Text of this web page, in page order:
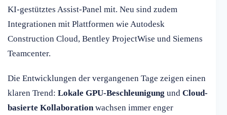
KI-gestütztes Assist-Panel mit. Neu sind zudem
Integrationen mit Plattformen wie Autodesk
Construction Cloud, Bentley ProjectWise und Siemens
Teamcenter.
Die Entwicklungen der vergangenen Tage zeigen einen
klaren Trend: Lokale GPU-Beschleunigung und Cloud-
basierte Kollaboration wachsen immer enger